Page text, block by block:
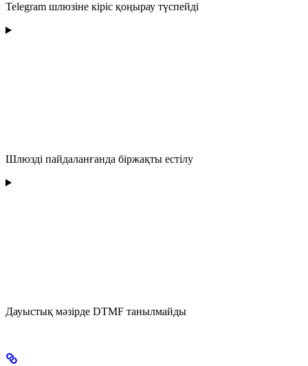
Telegram шлюзіне кіріс қоңырау түспейді
Шлюзді пайдаланғанда біржақты естілу
Дауыстық мәзірде DTMF танылмайды